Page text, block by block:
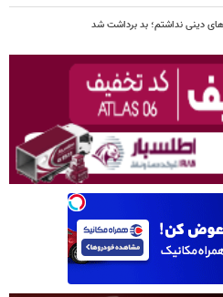
دینی نداشتم؛ بد برداشت شد